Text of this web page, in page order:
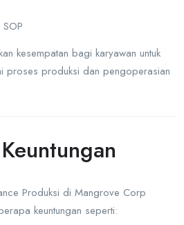
kesempatan bagi karyawan untuk
proses produksi dan pengoperasian
Produksi di Mangrove Corp
keuntungan seperti: